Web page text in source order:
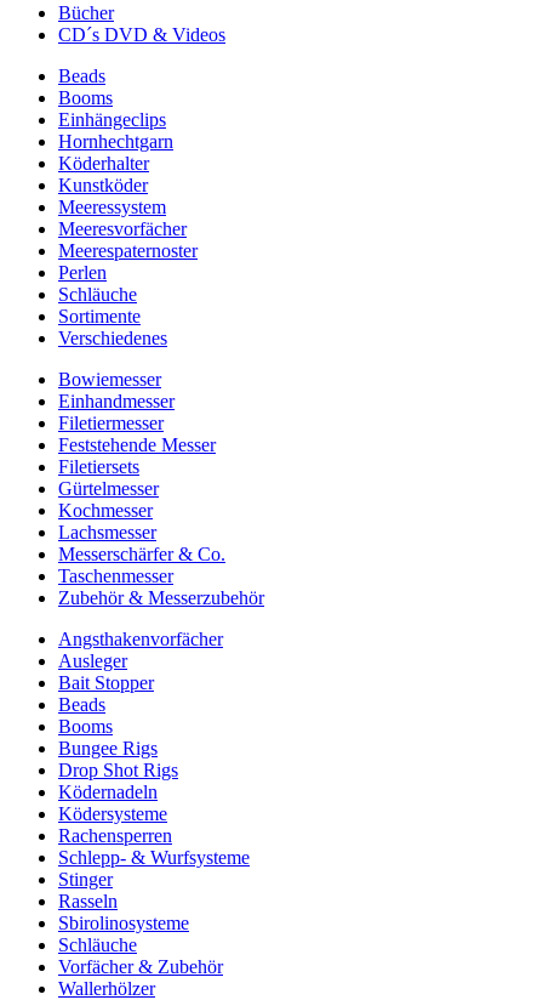
Bücher
CD´s DVD & Videos
Beads
Booms
Einhängeclips
Hornhechtgarn
Köderhalter
Kunstköder
Meeressystem
Meeresvorfächer
Meerespaternoster
Perlen
Schläuche
Sortimente
Verschiedenes
Bowiemesser
Einhandmesser
Filetiermesser
Feststehende Messer
Filetiersets
Gürtelmesser
Kochmesser
Lachsmesser
Messerschärfer & Co.
Taschenmesser
Zubehör & Messerzubehör
Angsthakenvorfächer
Ausleger
Bait Stopper
Beads
Booms
Bungee Rigs
Drop Shot Rigs
Ködernadeln
Ködersysteme
Rachensperren
Schlepp- & Wurfsysteme
Stinger
Rasseln
Sbirolinosysteme
Schläuche
Vorfächer & Zubehör
Wallerhölzer